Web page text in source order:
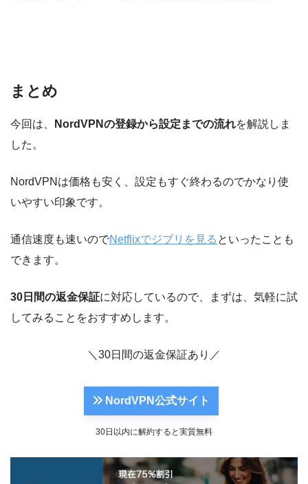
まとめ
今回は、 NordVPNの登録から設定までの流れを解説しま
した。
NordVPNは価格も安く、設定もすぐ終わるのでかなり使
いやすい印象です。
通信速度も速いのでNetflixでジブリを見る といったことも
できます。
30日間の返金保証に対応しているので、まずは、気軽に試
してみることをおすすめします。
＼30日間の返金保証あり／
NordVPN公式サイト
30日以内に解約すると実質無料